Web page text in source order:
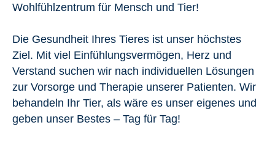
Wohlfühlzentrum für Mensch und Tier!
Die Gesundheit Ihres Tieres ist unser höchstes
Ziel. Mit viel Einfühlungsvermögen, Herz und
Verstand suchen wir nach individuellen Lösungen
zur Vorsorge und Therapie unserer Patienten. Wir
behandeln Ihr Tier, als wäre es unser eigenes und
geben unser Bestes – Tag für Tag!